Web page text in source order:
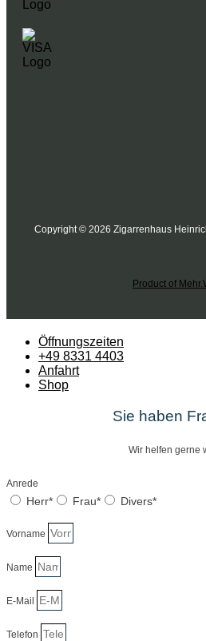
Copyright © 2026 Zigarrenhaus
Product of
Öffnungszeiten
+49 8331 4403
Anfahrt
Shop
Sie haben
Wir helfen gerne
Anrede
Herr* Frau* Divers*
Vorname
Name
E-Mail
Telefon